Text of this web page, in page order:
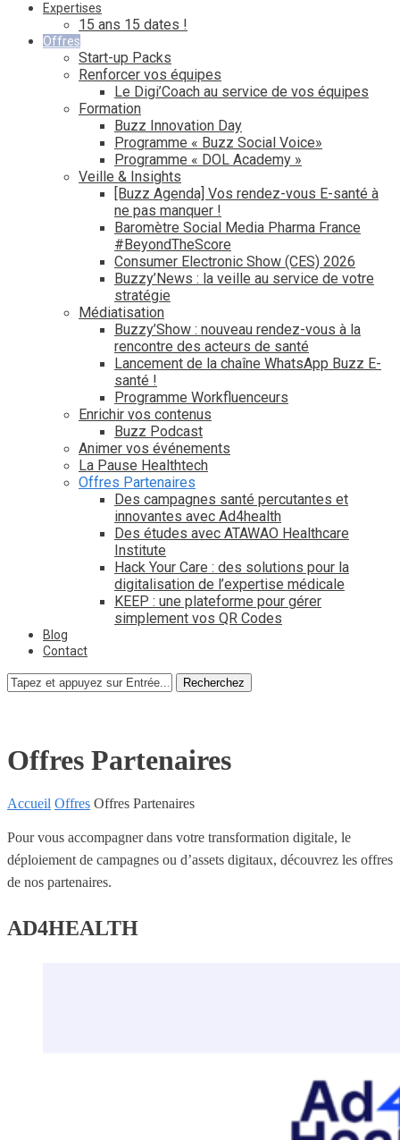
Expertises
15 ans 15 dates !
Offres
Start-up Packs
Renforcer vos équipes
Le Digi’Coach au service de vos équipes
Formation
Buzz Innovation Day
Programme « Buzz Social Voice»
Programme « DOL Academy »
Veille & Insights
[Buzz Agenda] Vos rendez-vous E-santé à
ne pas manquer !
Baromètre Social Media Pharma France
#BeyondTheScore
Consumer Electronic Show (CES) 2026
Buzzy’News : la veille au service de votre
stratégie
Médiatisation
Buzzy’Show : nouveau rendez-vous à la
rencontre des acteurs de santé
Lancement de la chaîne WhatsApp Buzz E-
santé !
Programme Workfluenceurs
Enrichir vos contenus
Buzz Podcast
Animer vos événements
La Pause Healthtech
Offres Partenaires
Des campagnes santé percutantes et
innovantes avec Ad4health
Des études avec ATAWAO Healthcare
Institute
Hack Your Care : des solutions pour la
digitalisation de l’expertise médicale
KEEP : une plateforme pour gérer
simplement vos QR Codes
Blog
Contact
Recherchez
Offres Partenaires
Accueil Offres Offres Partenaires
Pour vous accompagner dans votre transformation digitale, le
déploiement de campagnes ou d’assets digitaux, découvrez les offres
de nos partenaires.
AD4HEALTH